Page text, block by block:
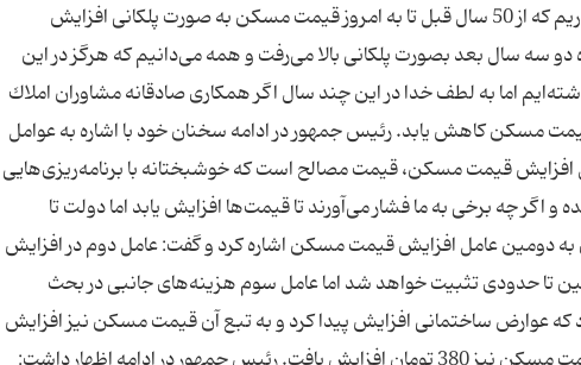
مسكن از 50 سال گذشته تا به امروز گفت: همه بیاد داریم كه از 50 سال قبل تا به امروز قیمت مسكن به صورت پلكانی افزایش
سه سال بعد بصورت پلكانی بالا می‌رفت و همه می‌دانیم كه هرگز در این
اما به لطف خدا در این چند سال اگر همكاری صادقانه مشاوران املاك
این دو سه سال قیمت مسكن كاهش یابد. رئیس جمهور در ادامه سخنان خود با اشاره به عوامل
قیمت مسكن، قیمت مصالح است كه خوشبختانه با برنامه‌ریزی‌هایی
چه برخی به ما فشار می‌آورند تا قیمت‌ها افزایش یابد اما دولت تا
دومین عامل افزایش قیمت مسكن اشاره كرد و گفت: عامل دوم در افزایش
حدودی تثبیت خواهد شد اما عامل سوم هزینه‌های جانبی در بحث
است و شما به یاد دارید كه در سال 71 یا 72 بود كه عوارض ساختمانی افزایش پیدا كرد و به تبع آن قیمت مسكن نیز افزایش